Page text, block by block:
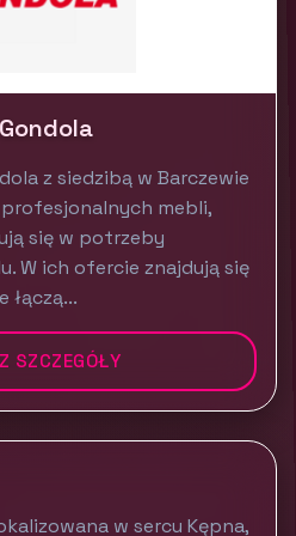
z siedzibą w Barczewie
mebli,
się w potrzeby
W ich ofercie znajdują się
łączą...
SZCZEGÓŁY
w sercu Kępna,